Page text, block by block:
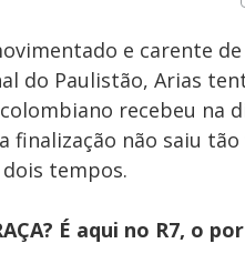
e carente
do Paulistão, Arias
recebeu na
finalização não saiu
tempos.
É aqui no R7, o